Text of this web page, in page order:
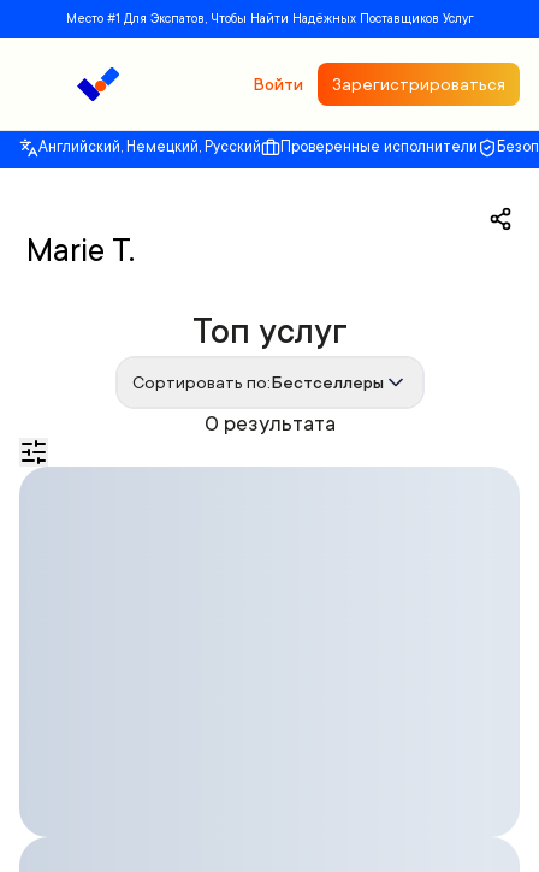
Место #1 Для Экспатов, Чтобы Найти Надёжных Поставщиков Услуг
Войти Зарегистрироваться
Английский, Немецкий, Русский Проверенные исполнители
Marie T.
0 результата
Топ услуг
Сортировать по:Бестселлеры